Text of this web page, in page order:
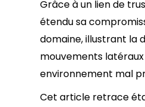
Grâce à un lien de
étendu sa
domaine, illustrant la
mouvements
environnement mal
Cet article retrace